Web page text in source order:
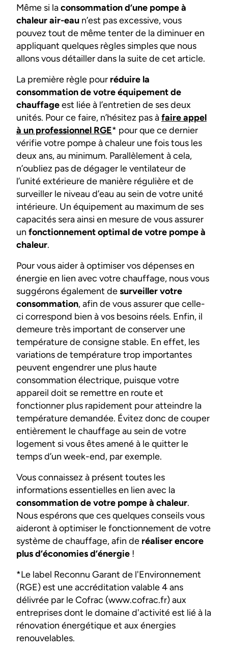
Même si laconsommation d’une pompe à
chaleur air-eau n’est pas excessive, vous
pouvez tout de même tenter de la diminuer en
appliquant quelques règles simples que nous
allons vous détailler dans la suite de cet article.
La première règle pour réduire la
consommation de votre équipement de
chauffageest liée à l’entretien de ses deux
unités. Pour ce faire, n’hésitez pas àfaire appel
à un professionnel RGE* pour que ce dernier
vérifie votre pompe à chaleur une fois tous les
deux ans, au minimum. Parallèlement à cela,
n’oubliez pas de dégager le ventilateur de
l’unité extérieure de manière régulière et de
surveiller le niveau d’eau au sein de votre unité
intérieure. Un équipement au maximum de ses
capacités sera ainsi en mesure de vous assurer
un fonctionnement optimal de votre pompe à
chaleur.
Pour vous aider à optimiser vos dépenses en
énergie en lien avec votre chauffage, nous vous
suggérons également desurveiller votre
consommation, afin de vous assurer que celle-
ci correspond bien à vos besoins réels. Enfin, il
demeure très important de conserver une
température de consigne stable. En effet, les
variations de température trop importantes
peuvent engendrer une plus haute
consommation électrique, puisque votre
appareil doit se remettre en route et
fonctionner plus rapidement pour atteindre la
température demandée. Évitez donc de couper
entièrement le chauffage au sein de votre
logement si vous êtes amené à le quitter le
temps d’un week-end, par exemple.
Vous connaissez à présent toutes les
informations essentielles en lien avec la
consommation de votre pompe à chaleur.
Nous espérons que ces quelques conseils vous
aideront à optimiser le fonctionnement de votre
système de chauffage, afin de réaliser encore
plus d’économies d’énergie !
*Le label Reconnu Garant de l'Environnement
(RGE) est une accréditation valable 4 ans
délivrée par le Cofrac (www.cofrac.fr) aux
entreprises dont le domaine d'activité est lié à la
rénovation énergétique et aux énergies
renouvelables.